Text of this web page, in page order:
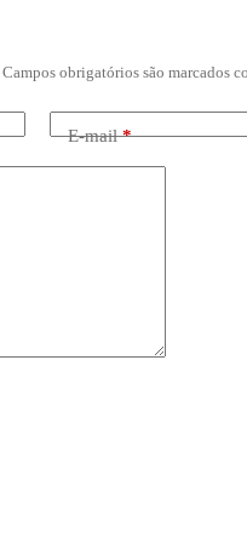
Campos obrigatórios são marcados
E-mail*